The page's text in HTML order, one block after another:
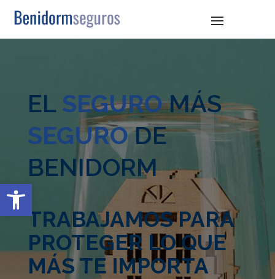
Abrir barra de herramientas
EL SEGURO MÁS
SEGURO DE
BENIDORM
TRABAJAMOS PARA
PROTEGER LO QUE
MÁS TE IMPORTA